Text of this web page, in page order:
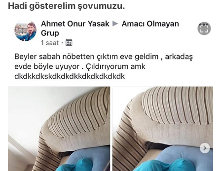
Hadi gösterelim şovumuzu.